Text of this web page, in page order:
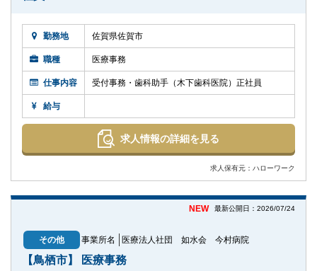
勤務地 佐賀県佐賀市
職種 医療事務
仕事内容 受付事務・歯科助手（木下歯科医院）正社員
給与
求人情報の詳細を見る
求人保有元：ハローワーク
NEW 最新公開日：2026/07/24
その他 事業所名 医療法人社団 如水会 今村病院
【鳥栖市】 医療事務